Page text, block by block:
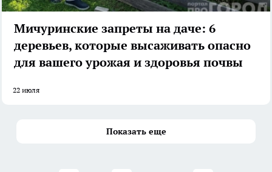
Мичуринские запреты на даче: 6
деревьев, которые высаживать опасно
для вашего урожая и здоровья почвы
22 июля
Показать еще